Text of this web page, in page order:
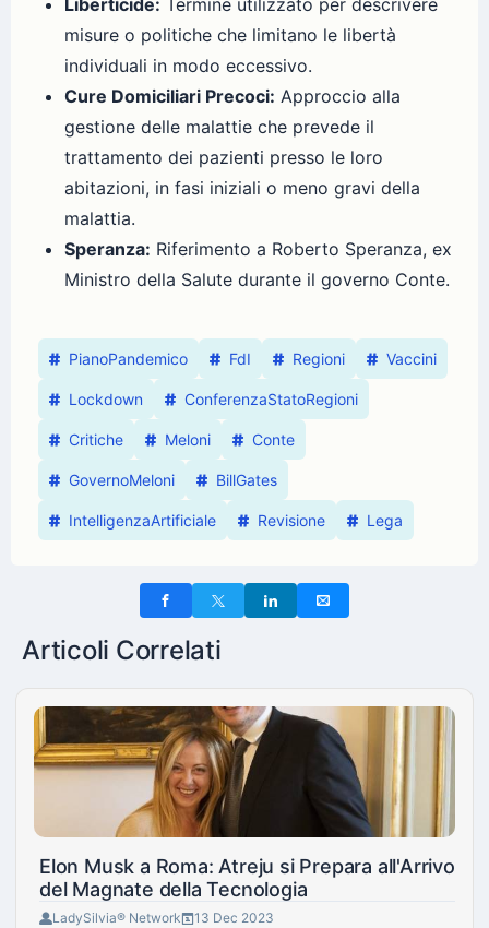
Liberticide: Termine utilizzato per descrivere
misure o politiche che limitano le libertà
individuali in modo eccessivo.
Cure Domiciliari Precoci: Approccio alla
gestione delle malattie che prevede il
trattamento dei pazienti presso le loro
abitazioni, in fasi iniziali o meno gravi della
malattia.
Speranza: Riferimento a Roberto Speranza, ex
Ministro della Salute durante il governo Conte.
PianoPandemico FdI Regioni Vaccini
Lockdown ConferenzaStatoRegioni
Critiche Meloni Conte
GovernoMeloni BillGates
IntelligenzaArtificiale Revisione Lega
Articoli Correlati
Elon Musk a Roma: Atreju si Prepara all'Arrivo
del Magnate della Tecnologia
LadySilvia® Network 13 Dec 2023